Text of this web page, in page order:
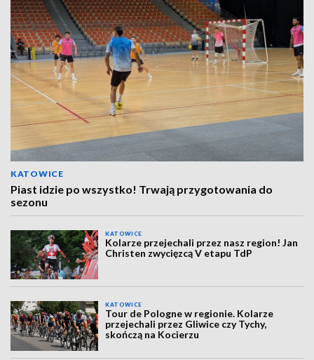
KATOWICE
Piast idzie po wszystko! Trwają przygotowania do
sezonu
KATOWICE
Kolarze przejechali przez nasz region! Jan
Christen zwycięzcą V etapu TdP
KATOWICE
Tour de Pologne w regionie. Kolarze
przejechali przez Gliwice czy Tychy,
skończą na Kocierzu